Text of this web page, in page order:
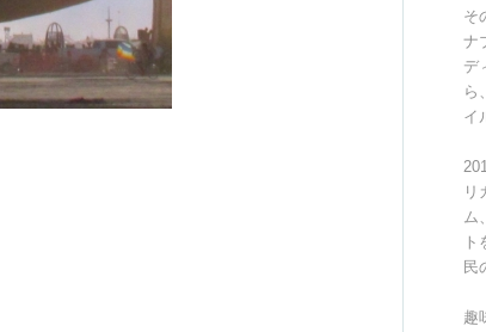
そ
ナ
デ
ら
イ
リ
ム
民
趣